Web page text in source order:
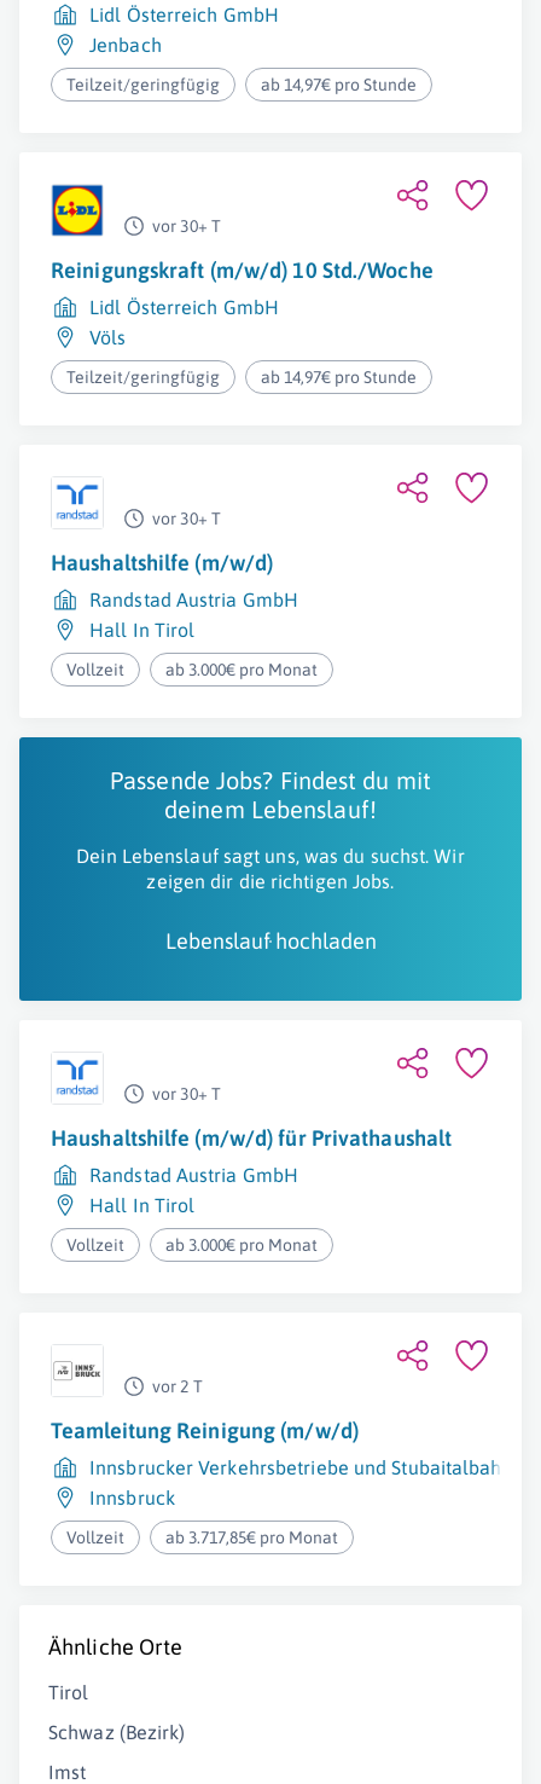
Lidl Österreich GmbH
Jenbach
Teilzeit/geringfügig ab 14,97€ pro Stunde
vor 30+ T
Reinigungskraft (m/w/d) 10 Std./Woche
Lidl Österreich GmbH
Völs
Teilzeit/geringfügig ab 14,97€ pro Stunde
vor 30+ T
Haushaltshilfe (m/w/d)
Randstad Austria GmbH
Hall In Tirol
Vollzeit ab 3.000€ pro Monat
Passende Jobs? Findest du mit
deinem Lebenslauf!
Dein Lebenslauf sagt uns, was du suchst. Wir
zeigen dir die richtigen Jobs.
Lebenslauf hochladen
vor 30+ T
Haushaltshilfe (m/w/d) für Privathaushalt
Randstad Austria GmbH
Hall In Tirol
Vollzeit ab 3.000€ pro Monat
vor 2 T
Teamleitung Reinigung (m/w/d)
Innsbrucker Verkehrsbetriebe und Stubaitalbahn
Innsbruck
Vollzeit ab 3.717,85€ pro Monat
Ähnliche Orte
Tirol
Schwaz (Bezirk)
Imst